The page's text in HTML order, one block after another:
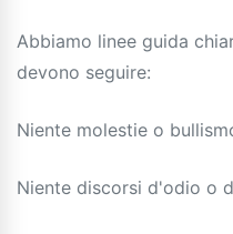
Abbiamo linee guida
devono seguire:
Niente molestie o
Niente discorsi d'odio o